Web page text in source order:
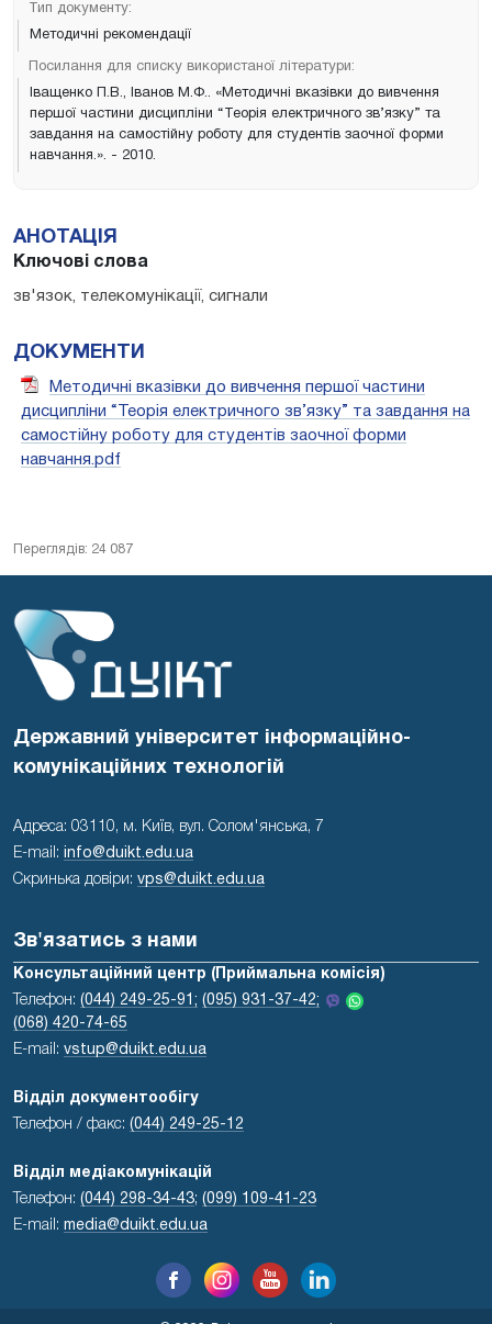
Тип документу:
Методичні рекомендації
Посилання для списку використаної літератури:
Іващенко П.В., Іванов М.Ф.. «Методичні вказівки до вивчення
першої частини дисципліни “Теорія електричного зв’язку” та
завдання на самостійну роботу для студентів заочної форми
навчання.». - 2010.
АНОТАЦІЯ
Ключові слова
зв'язок, телекомунікації, сигнали
ДОКУМЕНТИ
Методичні вказівки до вивчення першої частини
дисципліни “Теорія електричного зв’язку” та завдання на
самостійну роботу для студентів заочної форми
навчання.pdf
Переглядів: 24 087
Державний університет інформаційно-
комунікаційних технологій
Адреса: 03110, м. Київ, вул. Солом'янська, 7
E-mail:
info@duikt.edu.ua
Скринька довіри: vps@duikt.edu.ua
Зв'язатись з нами
Консультаційний центр (Приймальна комісія)
Телефон: (044) 249-25-91; (095) 931-37-42;
(068) 420-74-65
E-mail: vstup@duikt.edu.ua
Відділ документообігу
Телефон / факс: (044) 249-25-12
Відділ медіакомунікацій
Телефон: (044) 298-34-43; (099) 109-41-23
E-mail: media@duikt.edu.ua